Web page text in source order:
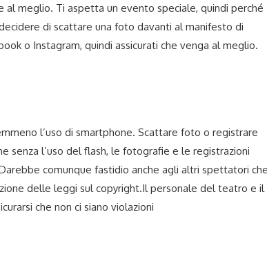
al meglio. Ti aspetta un evento speciale, quindi perché
di scattare una foto davanti al manifesto di
o Instagram, quindi assicurati che venga al meglio.
l’uso di smartphone. Scattare foto o registrare
l’uso del flash, le fotografie e le registrazioni
comunque fastidio anche agli altri spettatori
delle leggi sul copyright.Il personale del teatro e il
che non ci siano violazioni